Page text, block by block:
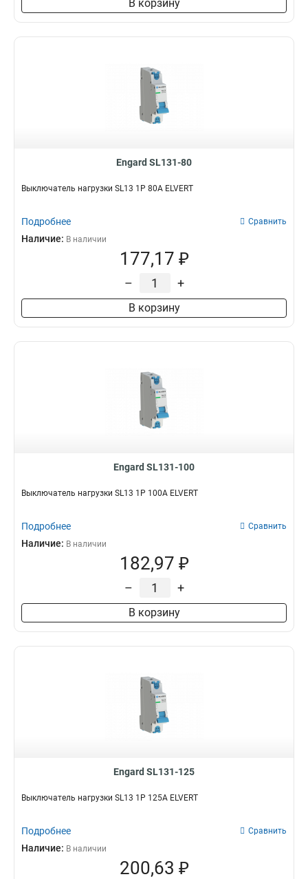
В корзину
Engard SL131-80
Выключатель нагрузки SL13 1Р 80А ELVERT
Подробнее Сравнить
Наличие: В наличии
177,17 ₽
– +
В корзину
Engard SL131-100
Выключатель нагрузки SL13 1Р 100А ELVERT
Подробнее Сравнить
Наличие: В наличии
182,97 ₽
– +
В корзину
Engard SL131-125
Выключатель нагрузки SL13 1Р 125А ELVERT
Подробнее Сравнить
Наличие: В наличии
200,63 ₽